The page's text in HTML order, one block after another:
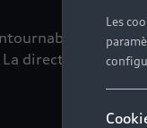
des
La direction
Les